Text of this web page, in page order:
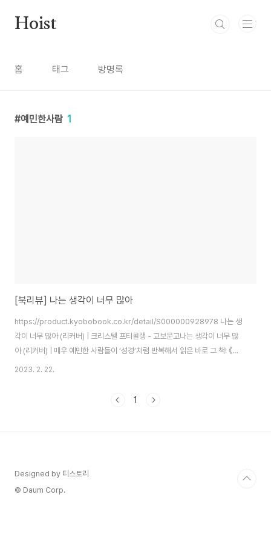
Hoist
홈 태그 방명록
예민한사람 1
[북리뷰] 나는 생각이 너무 많아
https://product.kyobobook.co.kr/detail/S000000928978 나는 생
각이 너무 많아 (리커버) | 크리스텔 프티콜랭 - 교보문고나는 생각이 너무 많
아 (리커버) | 매우 예민한 사람들이 ‘성경’처럼 반복해서 읽은 바로 그 책! 《나
는 생각이 너무 많아》 20만 부 리커버 개정판 출간 모든 일에 의심 많고 의문
피곤한 사람들을 위한 심리 처방에 관한 책입니다. 저 역시 생각이 많아 스스로
2023. 2. 22.
1
Designed by 티스토리
© Daum Corp.